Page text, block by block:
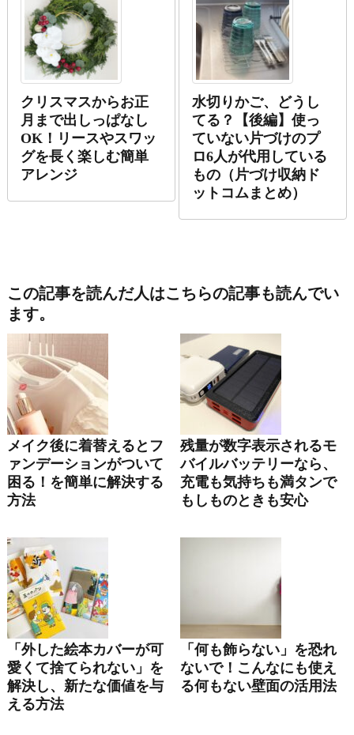
クリスマスからお正
月まで出しっぱなし
OK！リースやスワッ
グを長く楽しむ簡単
アレンジ
水切りかご、どうし
てる？【後編】使っ
ていない片づけのプ
ロ6人が代用している
もの（片づけ収納ド
ットコムまとめ）
この記事を読んだ人はこちらの記事も読んでい
ます。
メイク後に着替えるとフ
ァンデーションがついて
困る！を簡単に解決する
方法
残量が数字表示されるモ
バイルバッテリーなら、
充電も気持ちも満タンで
もしものときも安心
「外した絵本カバーが可
愛くて捨てられない」を
解決し、新たな価値を与
える方法
「何も飾らない」を恐れ
ないで！こんなにも使え
る何もない壁面の活用法